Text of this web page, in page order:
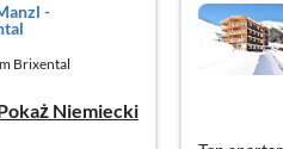
-
Brixental
Niemiecki